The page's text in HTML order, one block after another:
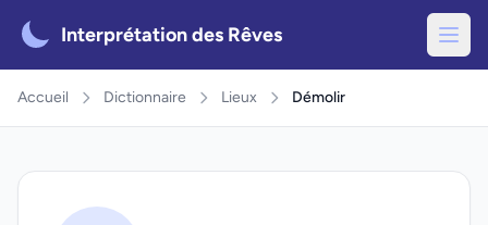
Interprétation des Rêves
Accueil Dictionnaire Lieux Démolir